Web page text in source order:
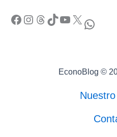
Facebook Instagram Threads TikTok YouTube X WhatsApp
EconoBlog ©